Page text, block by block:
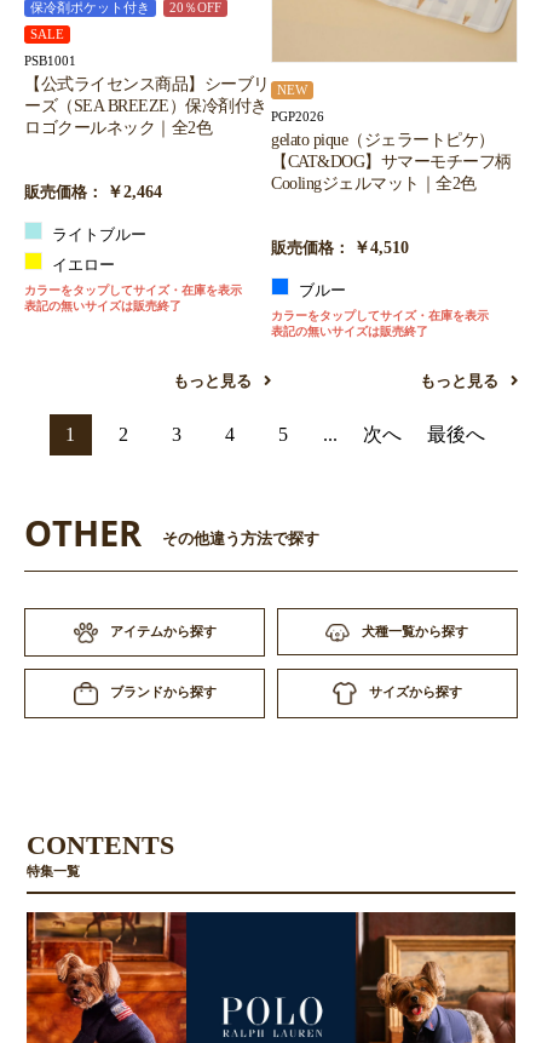
保冷剤ポケット付き
20％OFF
SALE
PSB1001
【公式ライセンス商品】シーブリ
ーズ（SEA BREEZE）保冷剤付き
ロゴクールネック｜全2色
販売価格： ￥2,464
ライトブルー
イエロー
カラーをタップしてサイズ・在庫を表示
表記の無いサイズは販売終了
もっと見る
NEW
PGP2026
gelato pique（ジェラートピケ）
【CAT&DOG】サマーモチーフ柄
Coolingジェルマット｜全2色
販売価格： ￥4,510
ブルー
カラーをタップしてサイズ・在庫を表示
表記の無いサイズは販売終了
もっと見る
1 2 3 4 5 ... 次へ 最後へ
OTHER その他違う方法で探す
アイテムから探す 犬種一覧から探す
ブランドから探す サイズから探す
CONTENTS
特集一覧